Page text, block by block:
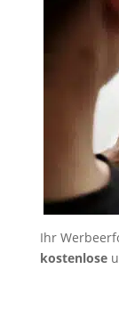
Ihr
kostenlose